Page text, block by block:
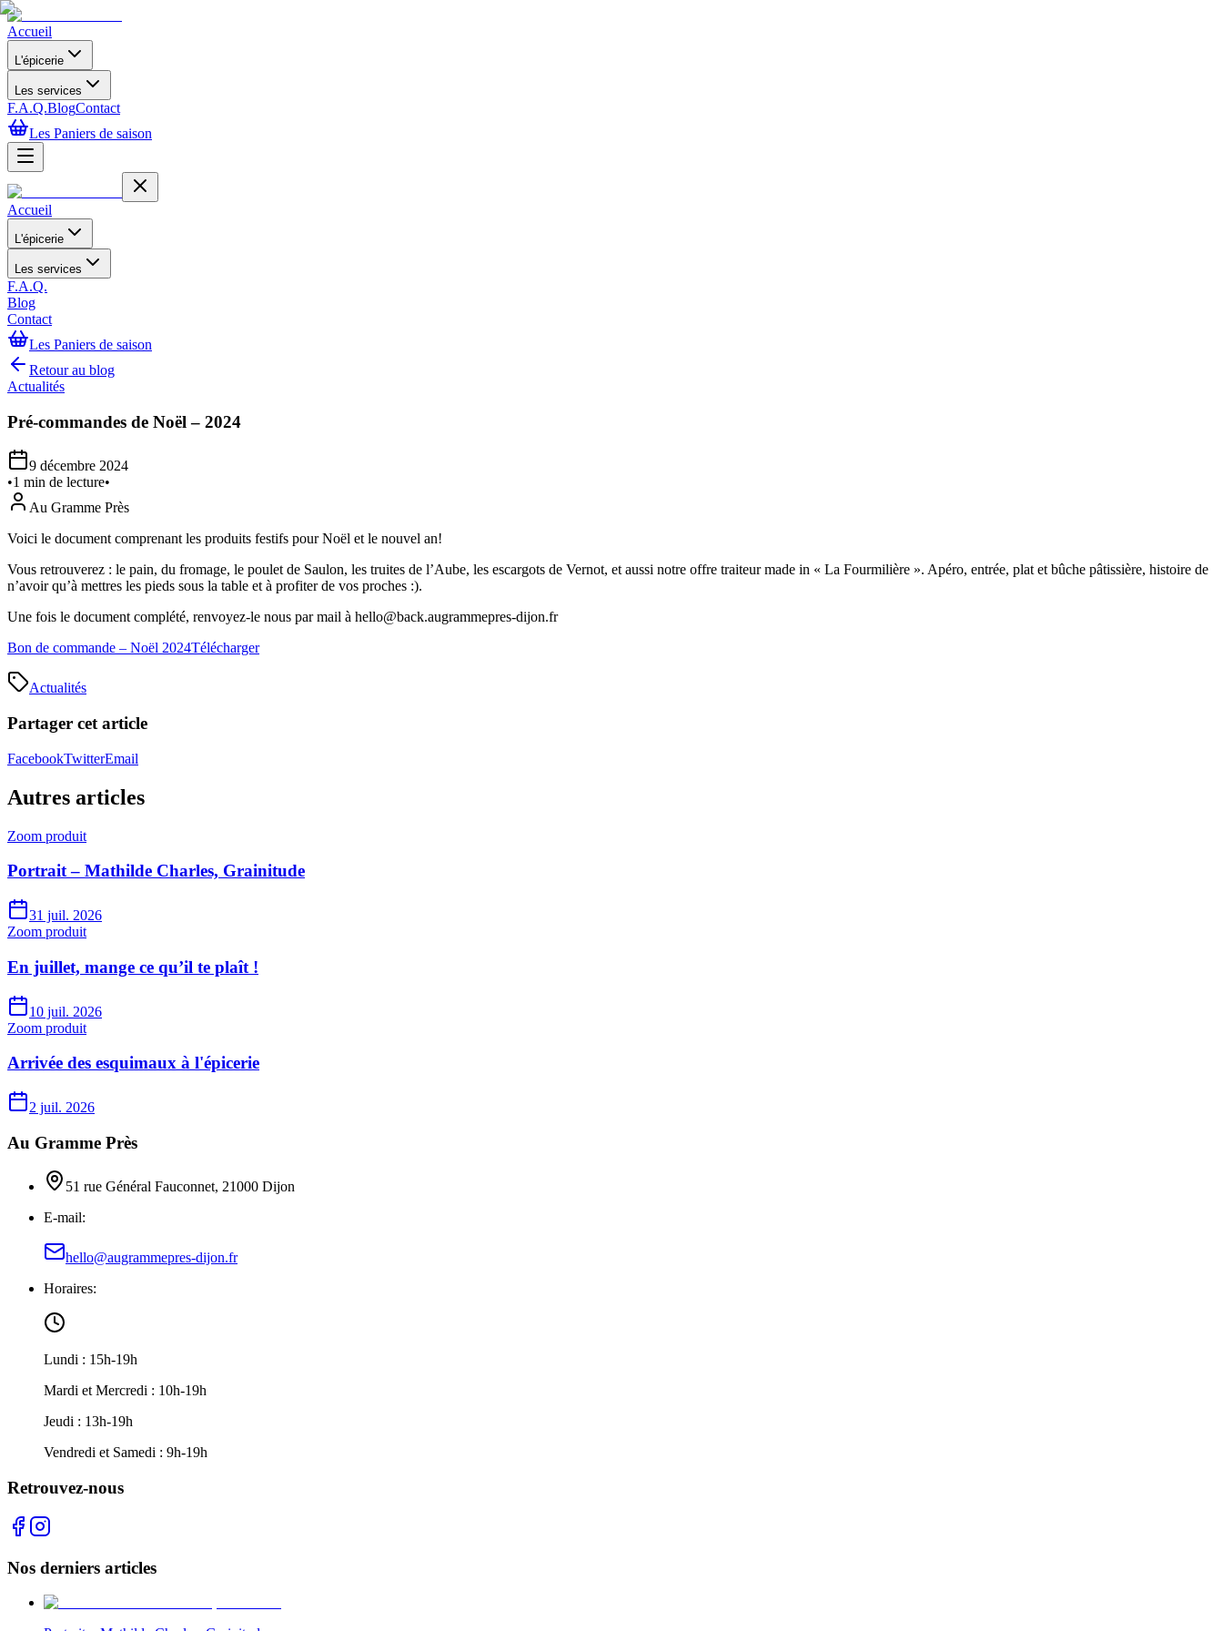
Accueil
L'épicerie
Les services
F.A.Q.BlogContact
Les Paniers de saison
Accueil
L'épicerie
Les services
F.A.Q.
Blog
Contact
Les Paniers de saison
Retour au blog
Actualités
Pré-commandes de Noël – 2024
9 décembre 2024
•1 min de lecture•
Au Gramme Près
Voici le document comprenant les produits festifs pour Noël et le nouvel an!
Vous retrouverez : le pain, du fromage, le poulet de Saulon, les truites de l’Aube, les escargots de Vernot, et aussi notre offre traiteur made in « La Fourmilière ». Apéro, entrée, plat et bûche pâtissière, histoire de
n’avoir qu’à mettres les pieds sous la table et à profiter de vos proches :).
Une fois le document complété, renvoyez-le nous par mail à hello@back.augrammepres-dijon.fr
Bon de commande – Noël 2024Télécharger
Actualités
Partager cet article
FacebookTwitterEmail
Autres articles
Zoom produit
Portrait – Mathilde Charles, Grainitude
31 juil. 2026
Zoom produit
En juillet, mange ce qu’il te plaît !
10 juil. 2026
Zoom produit
Arrivée des esquimaux à l'épicerie
2 juil. 2026
Au Gramme Près
51 rue Général Fauconnet, 21000 Dijon
E-mail:
hello@augrammepres-dijon.fr
Horaires:
Lundi : 15h-19h
Mardi et Mercredi : 10h-19h
Jeudi : 13h-19h
Vendredi et Samedi : 9h-19h
Retrouvez-nous
Nos derniers articles